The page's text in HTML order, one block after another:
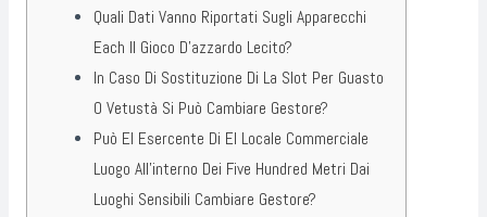
Quali Dati Vanno Riportati Sugli Apparecchi
Each Il Gioco D’azzardo Lecito?
In Caso Di Sostituzione Di La Slot Per Guasto
O Vetustà Si Può Cambiare Gestore?
Può El Esercente Di El Locale Commerciale
Luogo All’interno Dei Five Hundred Metri Dai
Luoghi Sensibili Cambiare Gestore?